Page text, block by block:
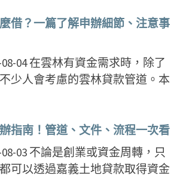
借？一篇了解申辦細節、注意事
04 在雲林有資金需求時，除了
少人會考慮的雲林貸款管道。本
指南！管道、文件、流程一次看
03 不論是創業或資金周轉，只
可以透過嘉義土地貸款取得資金